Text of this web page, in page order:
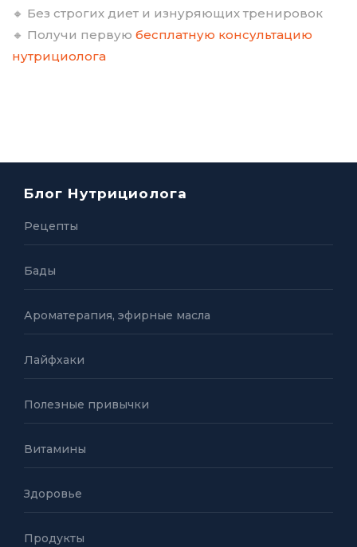
🔸 Без строгих диет и изнуряющих тренировок
🔸 Получи первую бесплатную консультацию
нутрициолога
Блог Нутрициолога
Рецепты
Бады
Ароматерапия, эфирные масла
Лайфхаки
Полезные привычки
Витамины
Здоровье
Продукты